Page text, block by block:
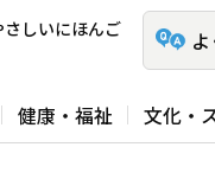
さしいにほんご
健康・福祉 文化・